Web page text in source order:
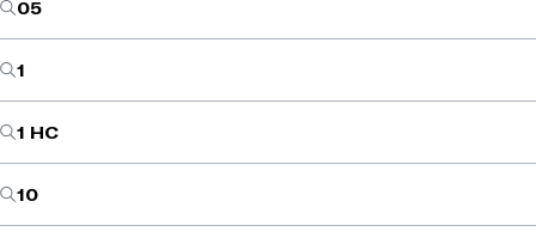
05
1
1 HC
10